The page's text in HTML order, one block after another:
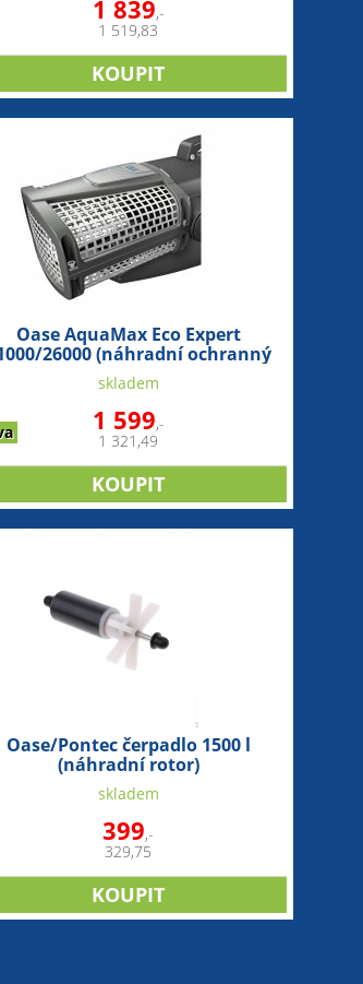
1 839,-
1 519,83
Oase AquaMax Eco Expert
26000 (náhradní ochranný
koš)
skladem
1 599,-
1 321,49
Oase/Pontec čerpadlo 1500 l
(náhradní rotor)
skladem
399,-
329,75